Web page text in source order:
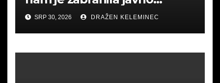
okupljanje u Srbu i mislila
uhititi .Poslušajte
SRP 30, 2026 DRAŽEN KELEMINEC